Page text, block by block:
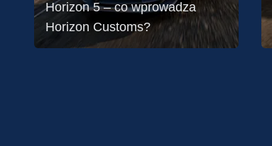
Horizon 5 – co wprowadza
Horizon Customs?